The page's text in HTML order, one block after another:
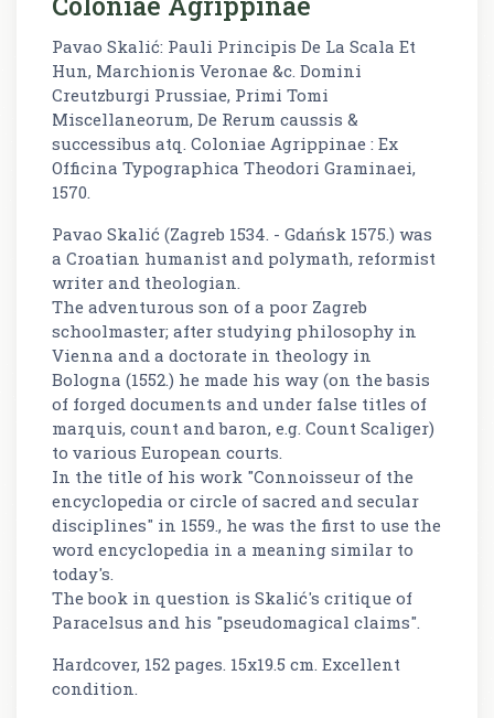
Pavao Skalić: Pauli Principis De La Scala Et
Hun, Marchionis Veronae &c. Domini
Creutzburgi Prussiae, Primi Tomi
Miscellaneorum, De Rerum caussis &
successibus atq. Coloniae Agrippinae : Ex
Officina Typographica Theodori Graminaei,
1570.
Pavao Skalić (Zagreb 1534. - Gdańsk 1575.) was
a Croatian humanist and polymath, reformist
writer and theologian.
The adventurous son of a poor Zagreb
schoolmaster; after studying philosophy in
Vienna and a doctorate in theology in
Bologna (1552.) he made his way (on the basis
of forged documents and under false titles of
marquis, count and baron, e.g. Count Scaliger)
to various European courts.
In the title of his work "Connoisseur of the
encyclopedia or circle of sacred and secular
disciplines" in 1559., he was the first to use the
word encyclopedia in a meaning similar to
today's.
The book in question is Skalić's critique of
Paracelsus and his "pseudomagical claims".
Hardcover, 152 pages. 15x19.5 cm. Excellent
condition.